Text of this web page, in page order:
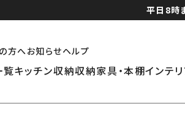
平日8時
方へお知らせヘルプ
覧キッチン収納収納家具・本棚インテ